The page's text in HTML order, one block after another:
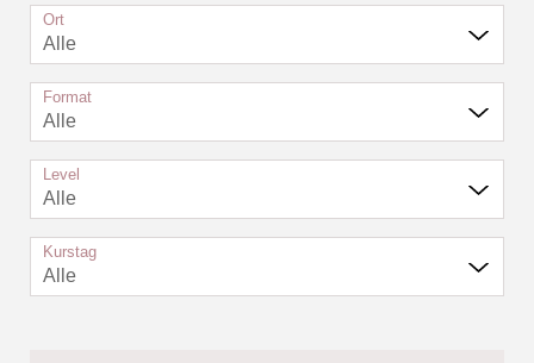
Ort
Alle
Format
Alle
Level
Alle
Kurstag
Alle